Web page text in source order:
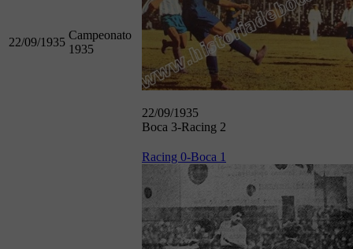
22/09/1935
Campeonato
1935
22/09/1935
Boca 3-Racing 2
Racing 0-Boca 1